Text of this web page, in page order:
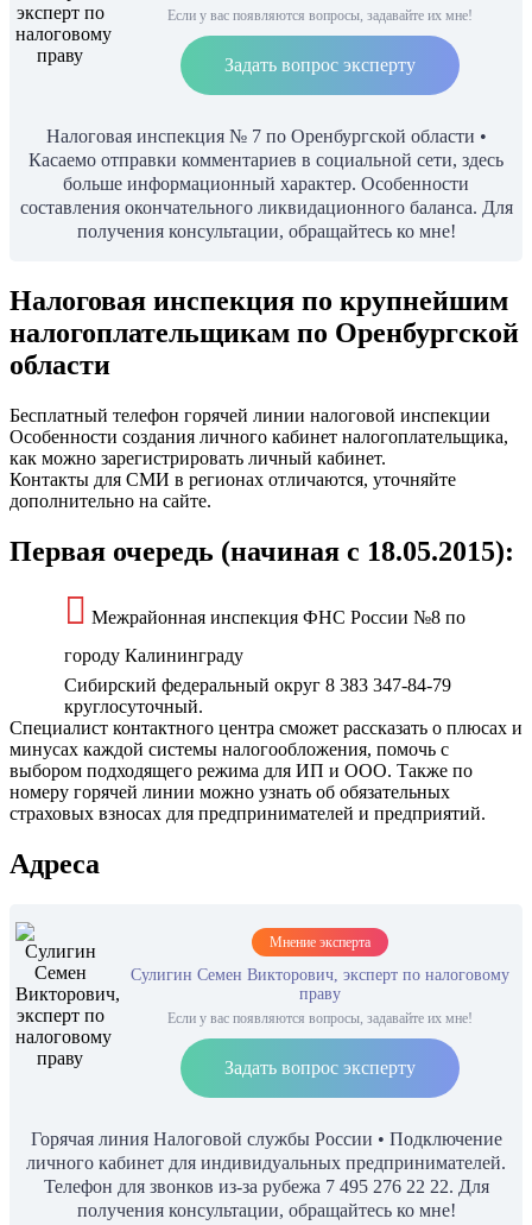
Если у вас появляются вопросы, задавайте их мне!
Задать вопрос эксперту
Налоговая инспекция № 7 по Оренбургской области •
Касаемо отправки комментариев в социальной сети, здесь
больше информационный характер. Особенности
составления окончательного ликвидационного баланса. Для
получения консультации, обращайтесь ко мне!
Налоговая инспекция по крупнейшим
налогоплательщикам по Оренбургской
области
Бесплатный телефон горячей линии налоговой инспекции
Особенности создания личного кабинет налогоплательщика,
как можно зарегистрировать личный кабинет.
Контакты для СМИ в регионах отличаются, уточняйте
дополнительно на сайте.
Первая очередь (начиная с 18.05.2015):
Межрайонная инспекция ФНС России №8 по
городу Калининграду
Сибирский федеральный округ 8 383 347-84-79
круглосуточный.
Специалист контактного центра сможет рассказать о плюсах и
минусах каждой системы налогообложения, помочь с
выбором подходящего режима для ИП и ООО. Также по
номеру горячей линии можно узнать об обязательных
страховых взносах для предпринимателей и предприятий.
Адреса
Мнение эксперта
Сулигин Семен Викторович, эксперт по налоговому
праву
Если у вас появляются вопросы, задавайте их мне!
Задать вопрос эксперту
Горячая линия Налоговой службы России • Подключение
личного кабинет для индивидуальных предпринимателей.
Телефон для звонков из-за рубежа 7 495 276 22 22. Для
получения консультации, обращайтесь ко мне!